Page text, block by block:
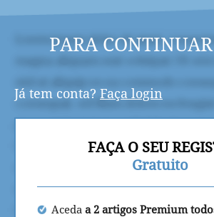
PARA
Já tem conta? Faça login
FAÇA O SEU
Gratuito
Aceda a 2 artigos Premium